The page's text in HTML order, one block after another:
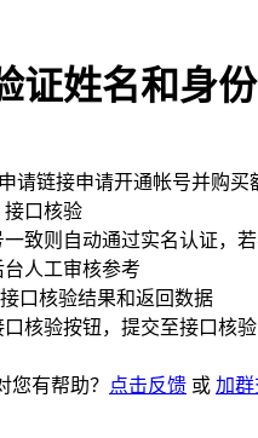
证姓名和身
请链接申请开通帐号并购买
接口核验
致则自动通过实名认证，
人工审核参考
口核验结果和返回数据
核验按钮，提交至接口核验
有帮助？ 点击反馈 或 加